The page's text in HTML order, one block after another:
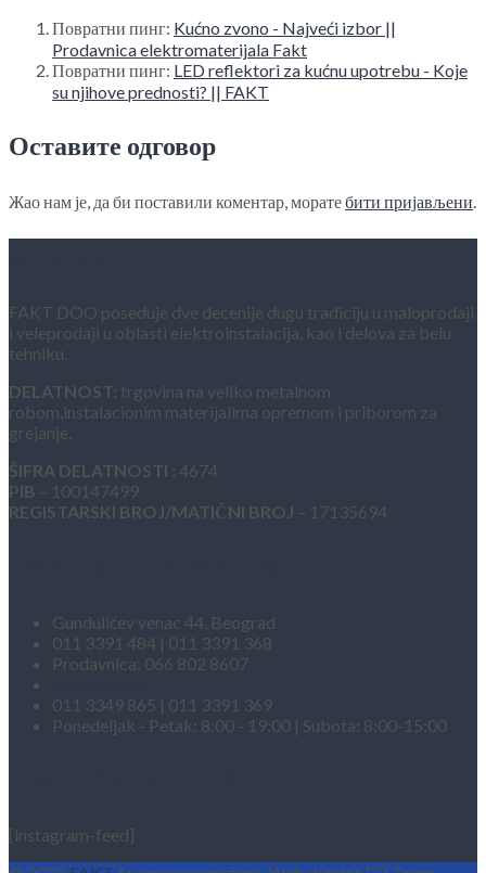
Повратни пинг: Kućno zvono - Najveći izbor ||
Prodavnica elektromaterijala Fakt
Повратни пинг: LED reflektori za kućnu upotrebu - Koje
su njihove prednosti? || FAKT
Оставите одговор
Жао нам је, да би поставили коментар, моратебити пријављени.
FAKT DOO poseduje dve decenije dugu tradiciju u maloprodaji
i veleprodaji u oblasti elektroinstalacija, kao i delova za belu
tehniku.
DELATNOST: trgovina na veliko metalnom
robom,instalacionim materijalima opremom i priborom za
grejanje.
ŠIFRA DELATNOSTI : 4674
PIB – 100147499
REGISTARSKI BROJ/MATIČNI BROJ – 17135694
Gundulićev venac 44, Beograd
011 3391 484 | 011 3391 368
Prodavnica: 066 802 8607
011 3349 865 | 011 3391 369
Ponedeljak - Petak: 8:00 - 19:00 | Subota: 8:00-15:00
[instagram-feed]